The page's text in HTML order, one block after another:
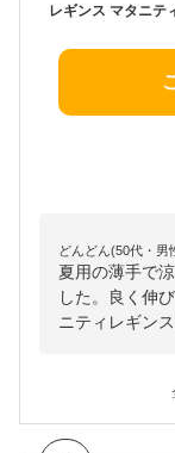
どんどん(50代・男
夏用の薄手で
した。良く伸
ニティレギン